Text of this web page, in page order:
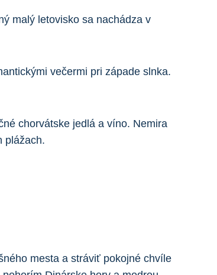
malý letovisko⁤ sa nachádza v
večermi pri západe⁢ slnka.
chorvátske jedlá a víno.‍ Nemira
plážach.
mesta​ a⁢ stráviť⁣ pokojné chvíle‌